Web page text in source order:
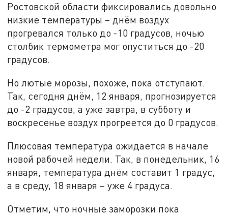
Ростовской области фиксировались довольно
низкие температуры – днём воздух
прогревался только до -10 градусов, ночью
столбик термометра мог опуститься до -20
градусов.
Но лютые морозы, похоже, пока отступают.
Так, сегодня днём, 12 января, прогнозируется
до -2 градусов, а уже завтра, в субботу и
воскресенье воздух прогреется до 0 градусов.
Плюсовая температура ожидается в начале
новой рабочей недели. Так, в понедельник, 16
января, температура днём составит 1 градус,
а в среду, 18 января – уже 4 градуса.
Отметим, что ночные заморозки пока